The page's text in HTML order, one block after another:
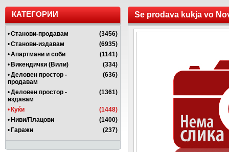
КАТЕГОРИИ
•Станови-продавам
(3456)
•Станови-издавам
(6935)
•Апартмани и соби
(1141)
• Викендички (Вили)
(334)
•Деловен простор -
продавам
(636)
•Деловен простор -
издавам
(1361)
• Куќи
(1448)
• Ниви/Плацови
(1400)
• Гаражи (237)
Se prodava kukja vo